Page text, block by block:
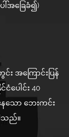
ါ်အခြေခံ၍)
အကြောင်းပြန်
ပေါင်း 40
ေသော ဘေးကင်း
ါသည်။